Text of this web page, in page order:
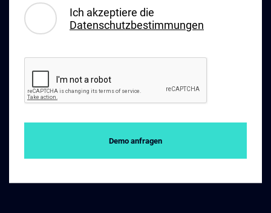
Ich akzeptiere die
Datenschutzbestimmungen
Demo anfragen